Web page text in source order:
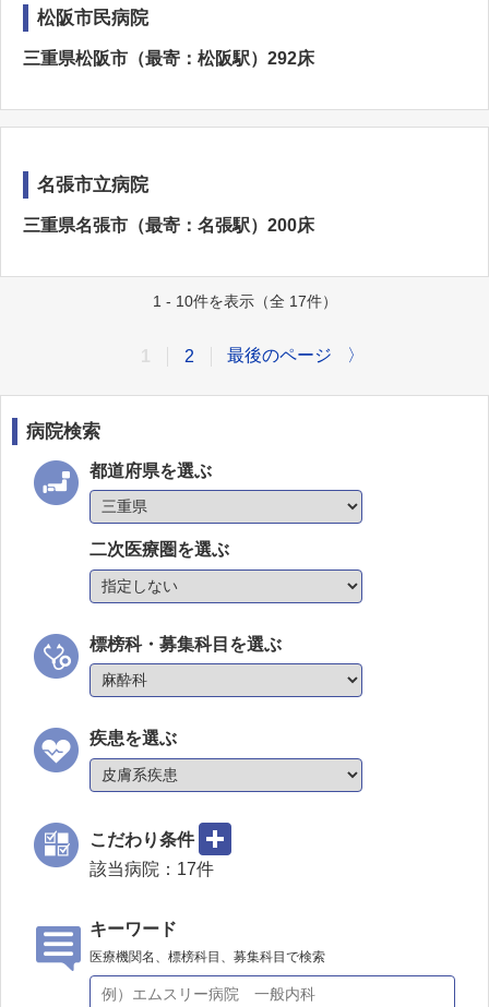
松阪市民病院
三重県松阪市（最寄：松阪駅）292床
名張市立病院
三重県名張市（最寄：名張駅）200床
1 - 10件を表示（全 17件）
2 最後のページ 〉
病院検索
都道府県を選ぶ
二次医療圏を選ぶ
標榜科・募集科目を選ぶ
疾患を選ぶ
こだわり条件
該当病院： 17件
キーワード
医療機関名、標榜科目、募集科目で検索